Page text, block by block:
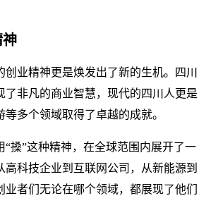
神
创业精神更是焕发出了新的生机。四川
了非凡的商业智慧，现代的四川人更是
多个领域取得了卓越的成就。
“搡”这种精神，在全球范围内展开了一
高科技企业到互联网公司，从新能源到
者们无论在哪个领域，都展现了他们